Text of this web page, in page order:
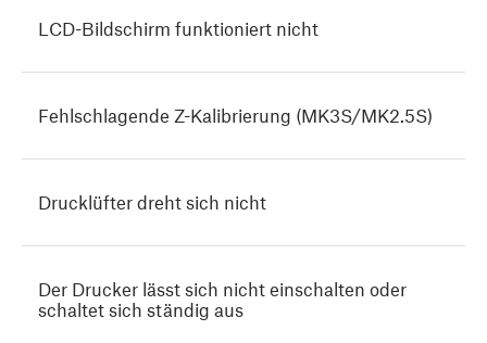
LCD-Bildschirm funktioniert nicht
Fehlschlagende Z-Kalibrierung (MK3S/MK2.5S)
Drucklüfter dreht sich nicht
Der Drucker lässt sich nicht einschalten oder
schaltet sich ständig aus